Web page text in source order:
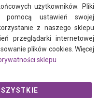
użytkowników. Pliki
pomocą ustawień swojej
z naszego sklepu
przeglądarki internetowej
plików cookies. Więcej
sklepu